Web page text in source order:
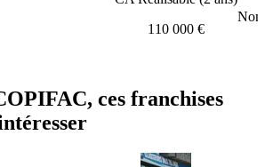
110 000 €
ces franchises